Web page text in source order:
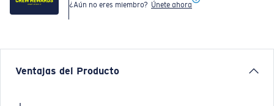
¿Aún no eres miembro? Únete ahora
Ventajas del Producto